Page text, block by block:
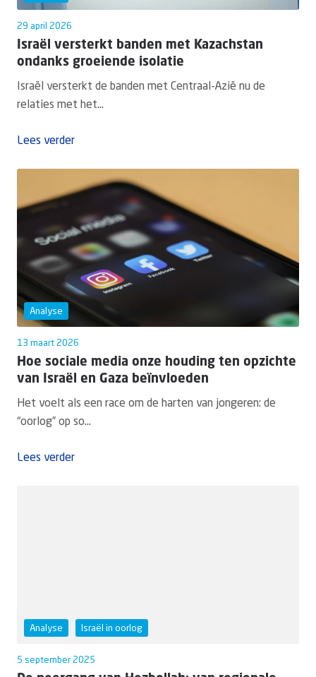
29 april 2026
Israël versterkt banden met Kazachstan
ondanks groeiende isolatie
Israël versterkt de banden met Centraal-Azië nu de
relaties met het...
Lees verder
Analyse
13 maart 2026
Hoe sociale media onze houding ten opzichte
van Israël en Gaza beïnvloeden
Het voelt als een race om de harten van jongeren: de
“oorlog” op so...
Lees verder
Analyse Israël in oorlog
5 september 2025